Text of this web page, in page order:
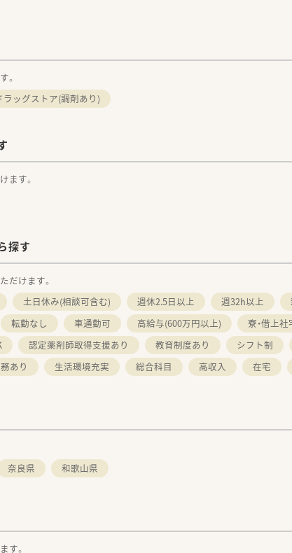
。
ラッグストア(調剤あり)
ます。
探す
だけます。
土日休み(相談可含む) 週休2.5日以上 週32h以上
転勤なし 車通勤可 高給与(600万円以上) 寮・借上社
認定薬剤師取得支援あり 教育制度あり シフト制
あり 生活環境充実 総合科目 高収入 在宅
奈良県 和歌山県
す。